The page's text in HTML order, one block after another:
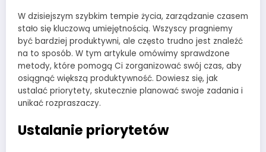
W dzisiejszym szybkim tempie życia, zarządzanie czasem
stało się kluczową umiejętnością. Wszyscy pragniemy
być bardziej produktywni, ale często trudno jest znaleźć
na to sposób. W tym artykule omówimy sprawdzone
metody, które pomogą Ci zorganizować swój czas, aby
osiągnąć większą produktywność. Dowiesz się, jak
ustalać priorytety, skutecznie planować swoje zadania i
unikać rozpraszaczy.
Ustalanie priorytetów